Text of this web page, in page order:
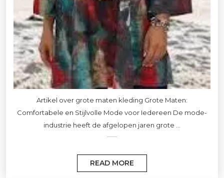
Artikel over grote maten kleding Grote Maten:
Comfortabele en Stijlvolle Mode voor Iedereen De mode-
industrie heeft de afgelopen jaren grote ...
READ MORE